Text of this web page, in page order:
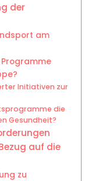
der
am
Initiativen zur
die
Gesundheit?
auf die
zu